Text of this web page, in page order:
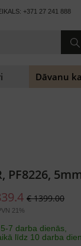
+371 27 241 888
Dāvanu
PF8226,
€ 1399.00
21%
5-7 darba dienās,
līdz 10 darba